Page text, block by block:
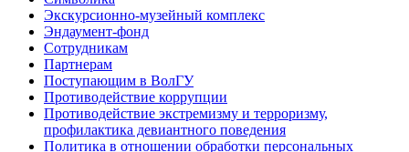
Экскурсионно-музейный комплекс
Эндаумент-фонд
Сотрудникам
Партнерам
Поступающим в ВолГУ
Противодействие коррупции
Противодействие экстремизму и терроризму,
профилактика девиантного поведения
Политика в отношении обработки персональных